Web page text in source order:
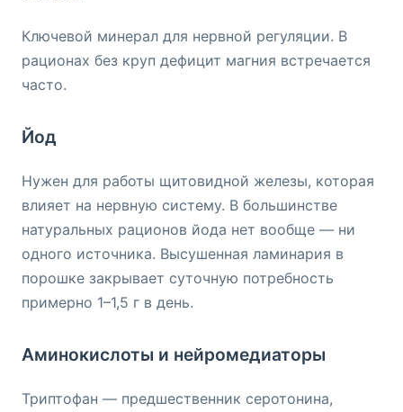
Ключевой минерал для нервной регуляции. В
рационах без круп дефицит магния встречается
часто.
Йод
Нужен для работы щитовидной железы, которая
влияет на нервную систему. В большинстве
натуральных рационов йода нет вообще — ни
одного источника. Высушенная ламинария в
порошке закрывает суточную потребность
примерно 1–1,5 г в день.
Аминокислоты и нейромедиаторы
Триптофан — предшественник серотонина,